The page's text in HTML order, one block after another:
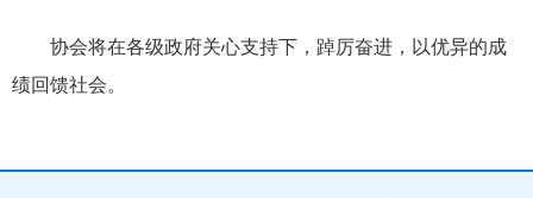
协会将在各级政府关心支持下，踔厉奋进，以优异的成
绩回馈社会。